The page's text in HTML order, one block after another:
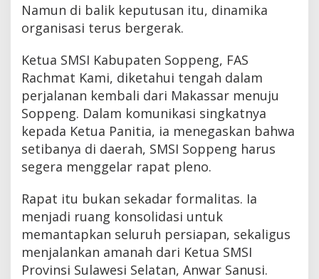
Namun di balik keputusan itu, dinamika
organisasi terus bergerak.
Ketua SMSI Kabupaten Soppeng, FAS
Rachmat Kami, diketahui tengah dalam
perjalanan kembali dari Makassar menuju
Soppeng. Dalam komunikasi singkatnya
kepada Ketua Panitia, ia menegaskan bahwa
setibanya di daerah, SMSI Soppeng harus
segera menggelar rapat pleno.
Rapat itu bukan sekadar formalitas. Ia
menjadi ruang konsolidasi untuk
memantapkan seluruh persiapan, sekaligus
menjalankan amanah dari Ketua SMSI
Provinsi Sulawesi Selatan, Anwar Sanusi.